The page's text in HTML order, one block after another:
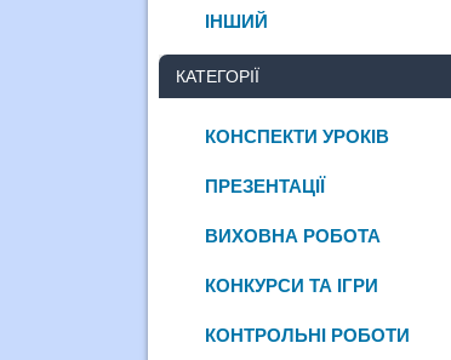
ІНШИЙ
КАТЕГОРІЇ
КОНСПЕКТИ УРОКІВ
ПРЕЗЕНТАЦІЇ
ВИХОВНА РОБОТА
КОНКУРСИ ТА ІГРИ
КОНТРОЛЬНІ РОБОТИ